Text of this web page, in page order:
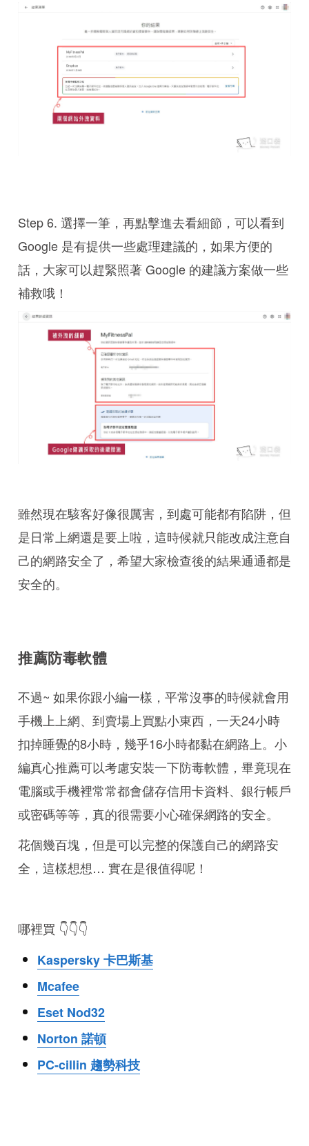
Step 6. 選擇一筆，再點擊進去看細節，可以看到
Google 是有提供一些處理建議的，如果方便的
話，大家可以趕緊照著 Google 的建議方案做一些
補救哦！
雖然現在駭客好像很厲害，到處可能都有陷阱，但
是日常上網還是要上啦，這時候就只能改成注意自
己的網路安全了，希望大家檢查後的結果通通都是
安全的。
推薦防毒軟體
不過~ 如果你跟小編一樣，平常沒事的時候就會用
手機上上網、到賣場上買點小東西，一天24小時
扣掉睡覺的8小時，幾乎16小時都黏在網路上。小
編真心推薦可以考慮安裝一下防毒軟體，畢竟現在
電腦或手機裡常常都會儲存信用卡資料、銀行帳戶
或密碼等等，真的很需要小心確保網路的安全。
花個幾百塊，但是可以完整的保護自己的網路安
全，這樣想想… 實在是很值得呢！
哪裡買 👇👇👇
Kaspersky 卡巴斯基
Mcafee
Eset Nod32
Norton 諾頓
PC-cillin 趨勢科技